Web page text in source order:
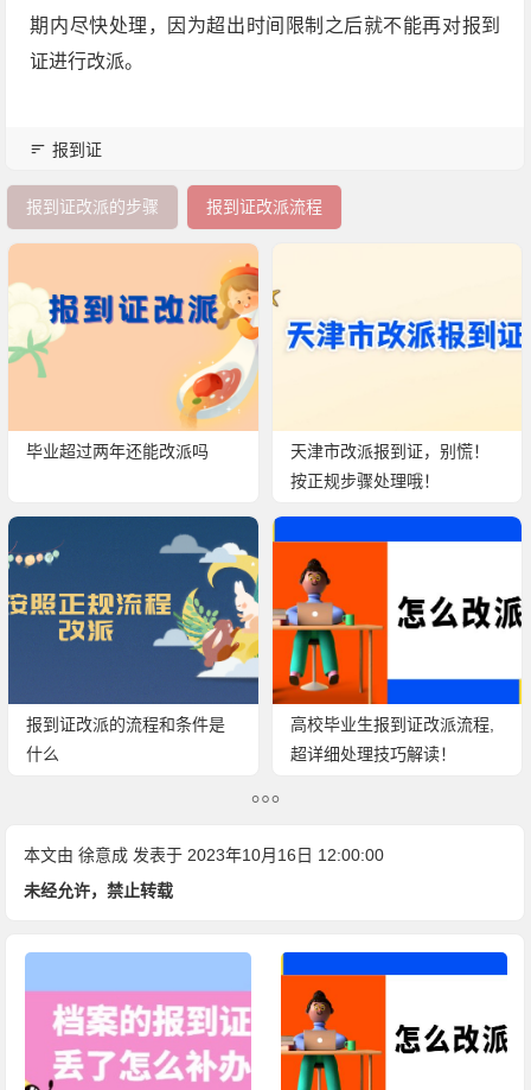
期内尽快处理，因为超出时间限制之后就不能再对报到
证进行改派。
报到证
报到证改派的步骤 报到证改派流程
毕业超过两年还能改派吗
天津市改派报到证，别慌！
按正规步骤处理哦！
报到证改派的流程和条件是
什么
高校毕业生报到证改派流程,
超详细处理技巧解读！
本文由徐意成 发表于 2023年10月16日 12:00:00
未经允许，禁止转载